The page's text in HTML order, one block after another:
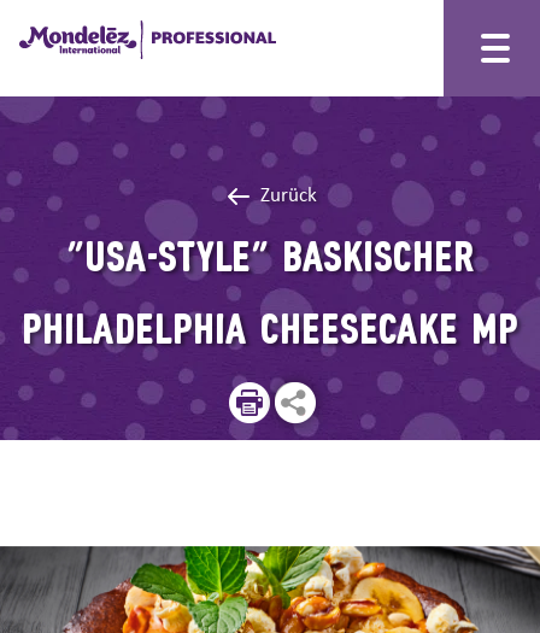
Zurück
"USA-STYLE" Baskischer
PHILADELPHIA Cheesecake MP